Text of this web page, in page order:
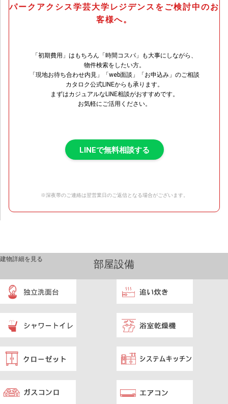
パークアクシス学芸大学レジデンスをご検討中のお
客様へ。
「初期費用」はもちろん「時間コスパ」も大事にしながら、
物件検索をしたい方。
「現地お待ち合わせ内見」「web面談」「お申込み」のご相談
カタロク公式LINEからも承ります。
まずはカジュアルなLINE相談がおすすめです。
お気軽にご活用ください。
LINEで無料相談する
※深夜帯のご連絡は翌営業日のご返信となる場合がございます。
部屋設備
建物詳細を見る